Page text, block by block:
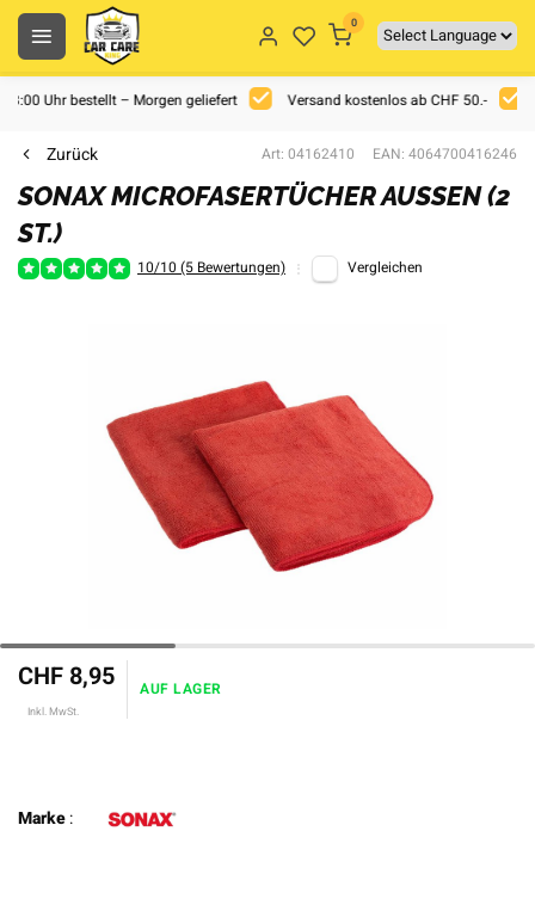
0
Uhr bestellt – Morgen geliefert Versand kostenlos ab CHF 50.-
Zurück Art: 04162410 EAN: 4064700416246
SONAX MICROFASERTÜCHER AUSSEN (2
ST.)
10/10 (5 Bewertungen) Vergleichen
CHF 8,95
Inkl. MwSt.
AUF LAGER
Marke: